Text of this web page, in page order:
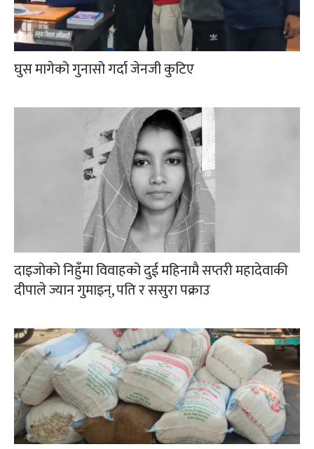
घुस मागेको गुनासो गर्दा जेनजी कुटिए
दाइजोको निहुँमा विवाहको दुई महिनामै सप्तरी महादेवाकी
दीपाले ज्यान गुमाइन्, पति र ससुरा पक्राउ